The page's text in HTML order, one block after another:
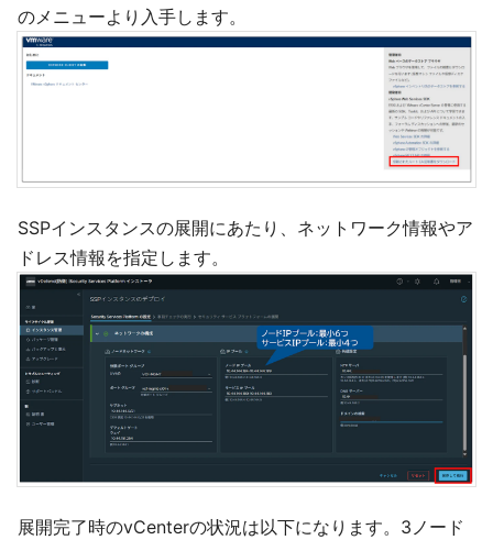
のメニューより入手します。
SSPインスタンスの展開にあたり、ネットワーク情報やア
ドレス情報を指定します。
展開完了時のvCenterの状況は以下になります。3ノード